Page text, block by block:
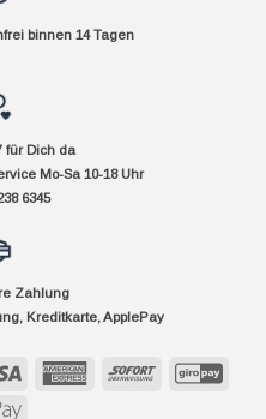
binnen 14 Tagen
für Dich da
Mo-Sa 10-18 Uhr
6345
Zahlung
Kreditkarte, ApplePay
Visa
AmericanSofort
Apple